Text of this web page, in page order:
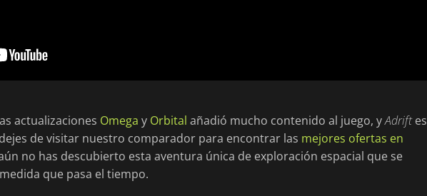
actualizaciones Omega y Orbital añadió mucho contenido al juego, yAdriftes
de visitar nuestro comparador para encontrar las mejores ofertas en
no has descubierto esta aventura única de exploración espacial que se
que pasa el tiempo.